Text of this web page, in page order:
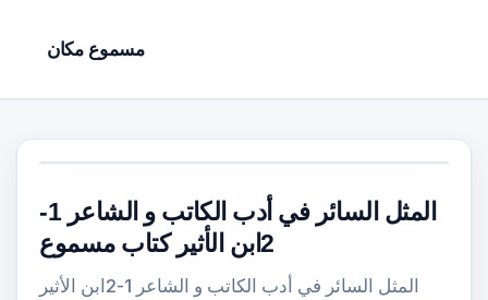
مسموع مكان
المثل السائر في أدب الكاتب و الشاعر 1-
2ابن الأثير كتاب مسموع
المثل السائر في أدب الكاتب و الشاعر 1-2ابن الأثير